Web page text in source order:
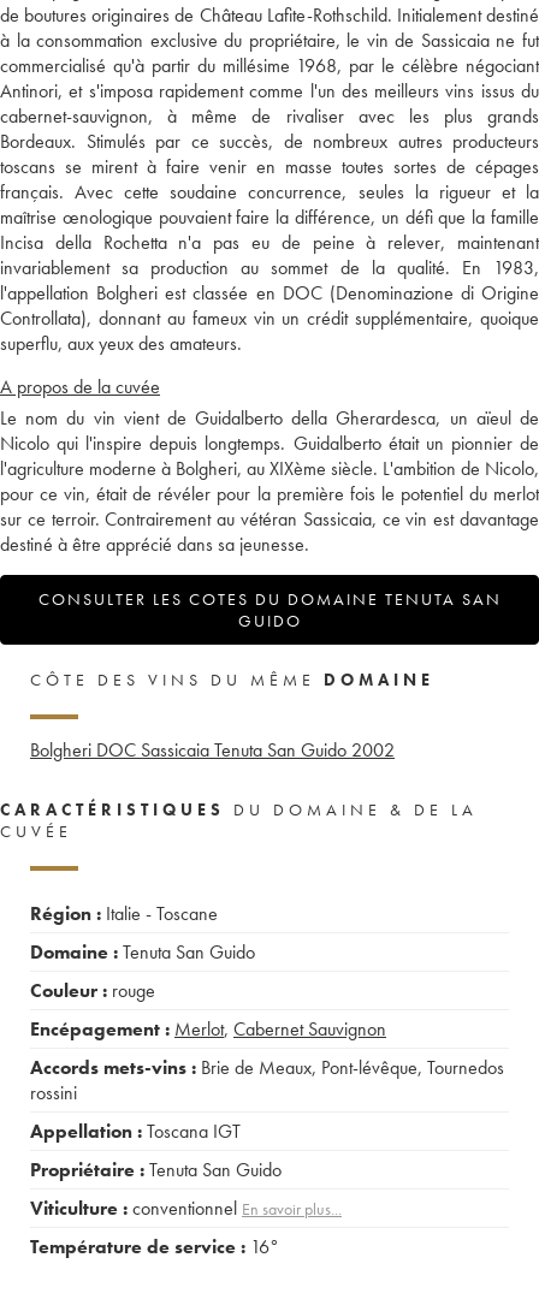
de boutures originaires de Château Lafite-Rothschild. Initialement destiné
à la consommation exclusive du propriétaire, le vin de Sassicaia ne fut
commercialisé qu'à partir du millésime 1968, par le célèbre négociant
Antinori, et s'imposa rapidement comme l'un des meilleurs vins issus du
cabernet-sauvignon, à même de rivaliser avec les plus grands
Bordeaux. Stimulés par ce succès, de nombreux autres producteurs
toscans se mirent à faire venir en masse toutes sortes de cépages
français. Avec cette soudaine concurrence, seules la rigueur et la
maîtrise œnologique pouvaient faire la différence, un défi que la famille
Incisa della Rochetta n'a pas eu de peine à relever, maintenant
invariablement sa production au sommet de la qualité. En 1983,
l'appellation Bolgheri est classée en DOC (Denominazione di Origine
Controllata), donnant au fameux vin un crédit supplémentaire, quoique
superflu, aux yeux des amateurs.
A propos de la cuvée
Le nom du vin vient de Guidalberto della Gherardesca, un aïeul de
Nicolo qui l'inspire depuis longtemps. Guidalberto était un pionnier de
l'agriculture moderne à Bolgheri, au XIXème siècle. L'ambition de Nicolo,
pour ce vin, était de révéler pour la première fois le potentiel du merlot
sur ce terroir. Contrairement au vétéran Sassicaia, ce vin est davantage
destiné à être apprécié dans sa jeunesse.
CONSULTER LES COTES DU DOMAINE TENUTA SAN
GUIDO
CÔTE DES VINS DU MÊME DOMAINE
Bolgheri DOC Sassicaia Tenuta San Guido 2002
CARACTÉRISTIQUES
DU DOMAINE & DE LA
CUVÉE
Région : Italie - Toscane
Domaine :Tenuta San Guido
Couleur : rouge
Encépagement : Merlot, Cabernet Sauvignon
Accords mets-vins : Brie de Meaux, Pont-lévêque, Tournedos
rossini
Appellation :Toscana IGT
Propriétaire :Tenuta San Guido
Viticulture :conventionnel En savoir plus...
Température de service : 16°